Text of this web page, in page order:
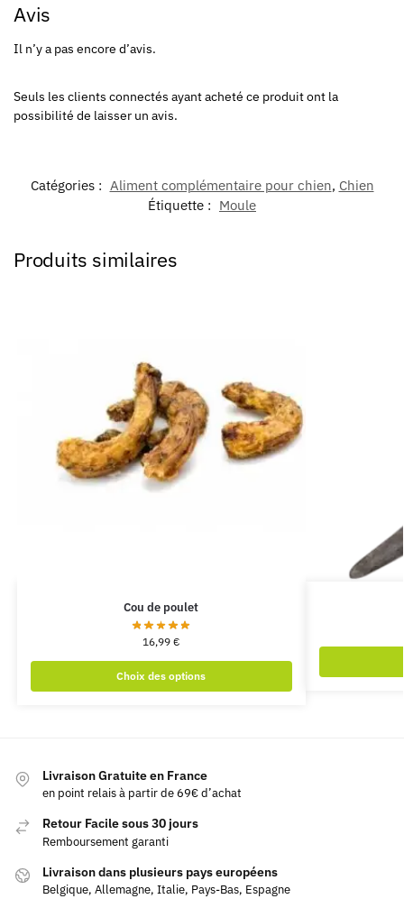
Avis
Il n’y a pas encore d’avis.
Seuls les clients connectés ayant acheté ce produit ont la
possibilité de laisser un avis.
Catégories : Aliment complémentaire pour chien, Chien
Étiquette : Moule
Produits similaires
Cou de poulet
16,99 €
Choix des options
Livraison Gratuite en France
en point relais à partir de 69€ d’achat
Retour Facile sous 30 jours
Remboursement garanti
Livraison dans plusieurs pays européens
Belgique, Allemagne, Italie, Pays-Bas, Espagne